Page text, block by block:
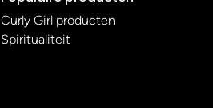
Curly Girl producten
Spiritualiteit